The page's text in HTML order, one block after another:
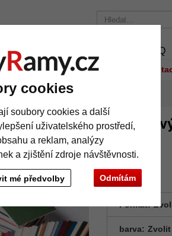
cookies
soubory cookies a další
uživatelského prostředí,
a reklam, analýzy
a zjištění zdroje návštěvnosti.
Odmítám
mé předvolby
FAQ
Kč +49 30 235 949 085
výřezem
mm s individuálním
Formát:
barva: Zvolit